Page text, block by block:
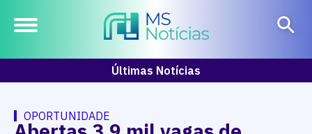
Últimas Notícias
OPORTUNIDADE